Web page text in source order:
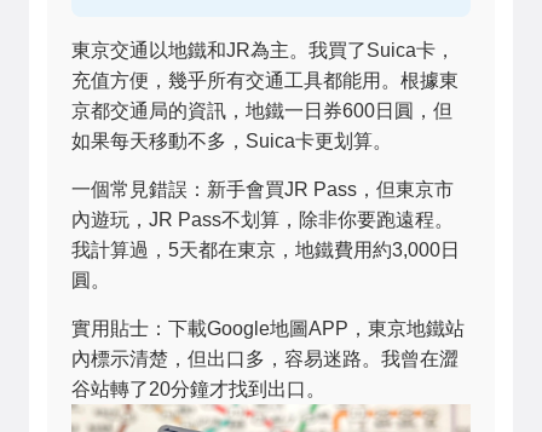
東京交通以地鐵和JR為主。我買了Suica卡，
充值方便，幾乎所有交通工具都能用。根據東
京都交通局的資訊，地鐵一日券600日圓，但
如果每天移動不多，Suica卡更划算。
一個常見錯誤：新手會買JR Pass，但東京市
內遊玩，JR Pass不划算，除非你要跑遠程。
我計算過，5天都在東京，地鐵費用約3,000日
圓。
實用貼士：下載Google地圖APP，東京地鐵站
內標示清楚，但出口多，容易迷路。我曾在澀
谷站轉了20分鐘才找到出口。